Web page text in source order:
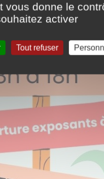
vous donne le
activer
Tout refuser